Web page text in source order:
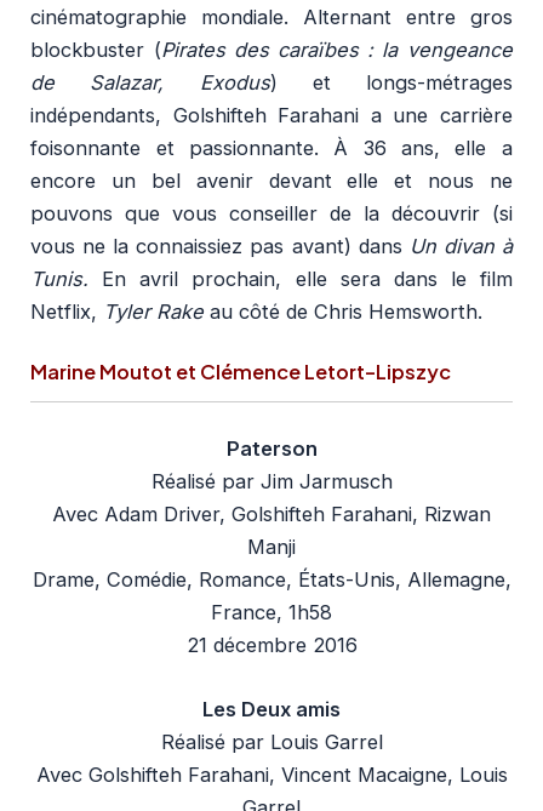
cinématographie mondiale. Alternant entre gros
blockbuster (Pirates des caraïbes : la vengeance
de Salazar, Exodus) et longs-métrages
indépendants, Golshifteh Farahani a une carrière
foisonnante et passionnante. À 36 ans, elle a
encore un bel avenir devant elle et nous ne
pouvons que vous conseiller de la découvrir (si
vous ne la connaissiez pas avant) dans Un divan à
Tunis. En avril prochain, elle sera dans le film
Netflix, Tyler Rake au côté de Chris Hemsworth.
Marine Moutot et Clémence Letort-Lipszyc
Paterson
Réalisé par Jim Jarmusch
Avec Adam Driver, Golshifteh Farahani, Rizwan
Manji
Drame, Comédie, Romance, États-Unis, Allemagne,
France, 1h58
21 décembre 2016
Les Deux amis
Réalisé par Louis Garrel
Avec Golshifteh Farahani, Vincent Macaigne, Louis